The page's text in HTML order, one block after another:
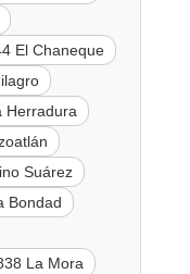
El Chaneque
Herradura
Suárez
Bondad
La Mora